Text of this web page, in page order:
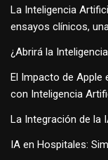
La Inteligencia
ensayos clínicos,
¿Abrirá la
El Impacto de Apple
con Inteligencia
La Integración de la
IA en Hospitales: